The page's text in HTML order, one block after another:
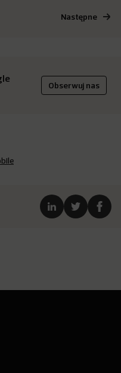
Następne
Obserwuj nas